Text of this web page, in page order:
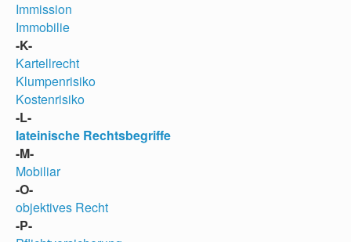
Immission
Immobilie
-K-
Kartellrecht
Klumpenrisiko
Kostenrisiko
-L-
lateinische Rechtsbegriffe
-M-
Mobiliar
-O-
objektives Recht
-P-